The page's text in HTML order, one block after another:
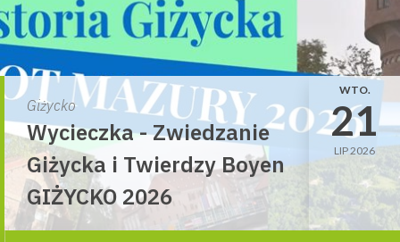
Giżycko
Wycieczka - Zwiedzanie
Giżycka i Twierdzy Boyen
GIŻYCKO 2026
WTO.
21
LIP 2026